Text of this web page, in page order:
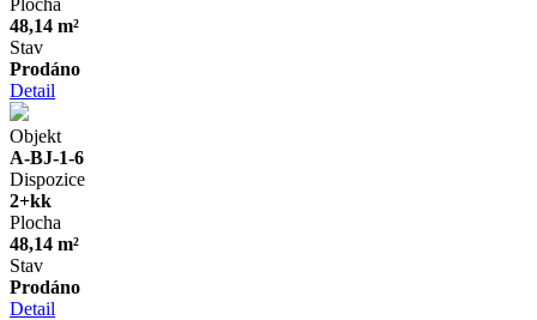
48,14 m²
Stav
Prodáno
Detail
Objekt
A-BJ-1-6
Dispozice
2+kk
Plocha
48,14 m²
Stav
Prodáno
Detail